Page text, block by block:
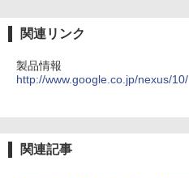
関連リンク
製品情報
http://www.google.co.jp/nexus/10/
関連記事